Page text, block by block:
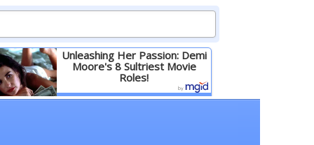
Unleashing Her Passion: Demi
Moore's 8 Sultriest Movie
Roles!
Детальніше